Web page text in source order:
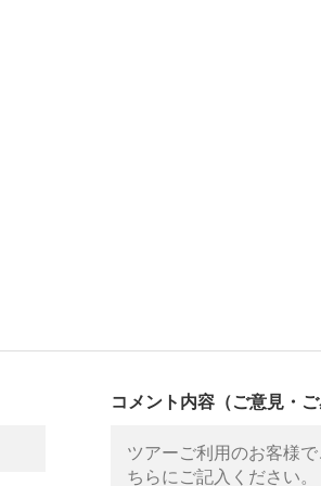
コメント内容（ご意見・